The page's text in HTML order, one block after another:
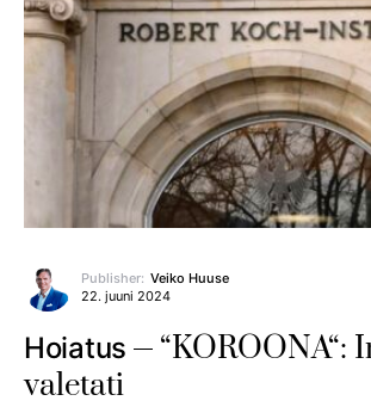
Publisher: Veiko Huuse
22. juuni 2024
Hoiatus
“KOROONA“:
valetati